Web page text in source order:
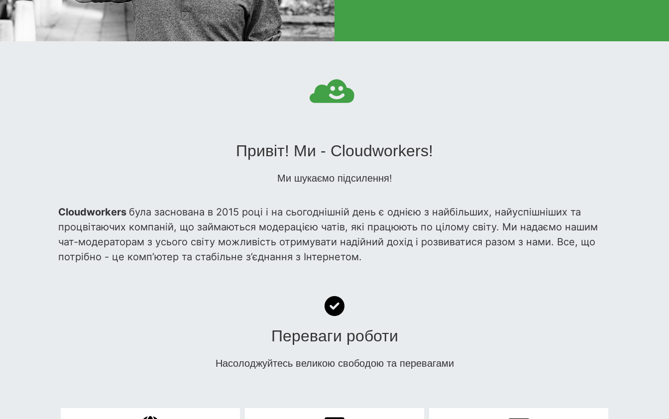
Привіт! Ми - Cloudworkers!
Ми шукаємо підсилення!
Cloudworkers була заснована в 2015 році і на сьогоднішній день є однією з найбільших, найуспішніших та
процвітаючих компаній, що займаються модерацією чатів, які працюють по цілому світу. Ми надаємо нашим
чат-модераторам з усього світу можливість отримувати надійний дохід і розвиватися разом з нами. Все, що
потрібно - це комп’ютер та стабільне з’єднання з Інтернетом.
Переваги роботи
Насолоджуйтесь великою свободою та перевагами